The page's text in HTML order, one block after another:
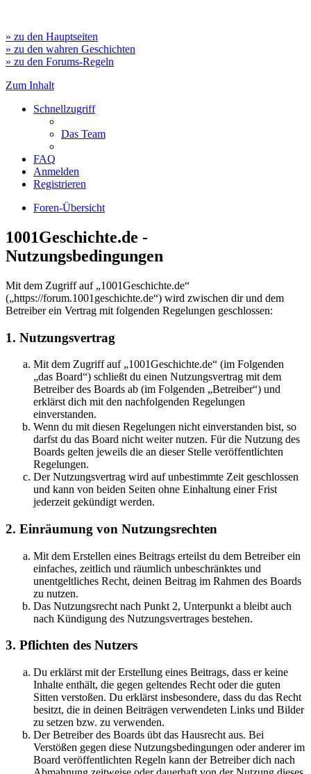
» zu den Hauptseiten
» zu den wahren Geschichten
» zu den Forums-Regeln
Zum Inhalt
Schnellzugriff
Das Team
FAQ
Anmelden
Registrieren
Foren-Übersicht
1001Geschichte.de -
Nutzungsbedingungen
Mit dem Zugriff auf „1001Geschichte.de“
(„https://forum.1001geschichte.de“) wird zwischen dir und dem
Betreiber ein Vertrag mit folgenden Regelungen geschlossen:
1. Nutzungsvertrag
Mit dem Zugriff auf „1001Geschichte.de“ (im Folgenden
„das Board“) schließt du einen Nutzungsvertrag mit dem
Betreiber des Boards ab (im Folgenden „Betreiber“) und
erklärst dich mit den nachfolgenden Regelungen
einverstanden.
Wenn du mit diesen Regelungen nicht einverstanden bist, so
darfst du das Board nicht weiter nutzen. Für die Nutzung des
Boards gelten jeweils die an dieser Stelle veröffentlichten
Regelungen.
Der Nutzungsvertrag wird auf unbestimmte Zeit geschlossen
und kann von beiden Seiten ohne Einhaltung einer Frist
jederzeit gekündigt werden.
2. Einräumung von Nutzungsrechten
Mit dem Erstellen eines Beitrags erteilst du dem Betreiber ein
einfaches, zeitlich und räumlich unbeschränktes und
unentgeltliches Recht, deinen Beitrag im Rahmen des Boards
zu nutzen.
Das Nutzungsrecht nach Punkt 2, Unterpunkt a bleibt auch
nach Kündigung des Nutzungsvertrages bestehen.
3. Pflichten des Nutzers
Du erklärst mit der Erstellung eines Beitrags, dass er keine
Inhalte enthält, die gegen geltendes Recht oder die guten
Sitten verstoßen. Du erklärst insbesondere, dass du das Recht
besitzt, die in deinen Beiträgen verwendeten Links und Bilder
zu setzen bzw. zu verwenden.
Der Betreiber des Boards übt das Hausrecht aus. Bei
Verstößen gegen diese Nutzungsbedingungen oder anderer im
Board veröffentlichten Regeln kann der Betreiber dich nach